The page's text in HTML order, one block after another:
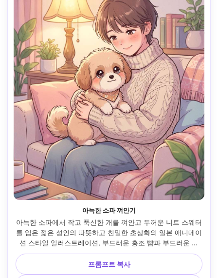
아늑한 소파 껴안기
아늑한 소파에서 작고 푹신한 개를 껴안고 두꺼운 니트 스웨터
를 입은 젊은 성인의 따뜻하고 친밀한 초상화의 일본 애니메이
션 스타일 일러스트레이션, 부드러운 홍조 뺨과 부드러운 미
소, 반짝이는 큰 눈과 작은 반다나를 가진 개, 따뜻한 램프 조
명, 파스텔 거실, 깔끔한 라인 아트, 셀 음영, 부드러운 그라데
이션, 미묘한 그레인, 따뜻한 삶의 조각 분위기, 매우 디테일하
프롬프트 복사